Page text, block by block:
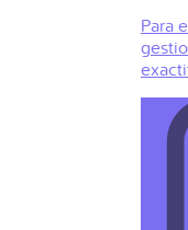
Para